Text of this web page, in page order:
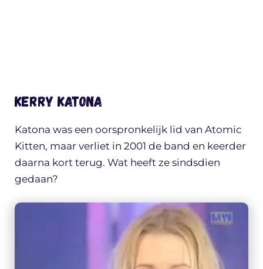
Kerry Katona
Katona was een oorspronkelijk lid van Atomic
Kitten, maar verliet in 2001 de band en keerder
daarna kort terug. Wat heeft ze sindsdien
gedaan?